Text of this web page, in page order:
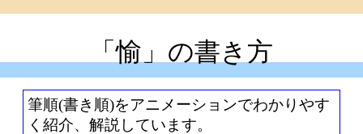
「愉」の書き方
筆順(書き順)をアニメーションでわかりやす
く紹介、解説しています。